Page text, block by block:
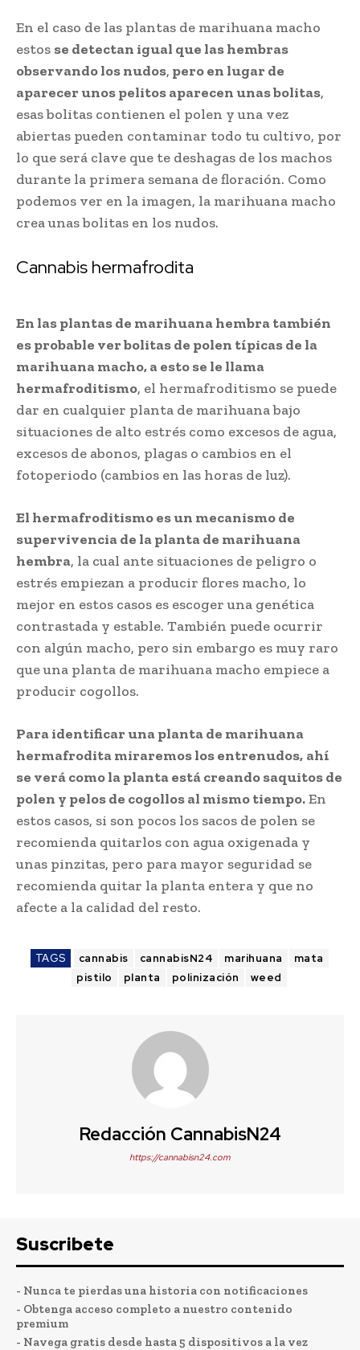
En el caso de las plantas de marihuana macho
estos se detectan igual que las hembras
observando los nudos, pero en lugar de
aparecer unos pelitos aparecen unas bolitas,
esas bolitas contienen el polen y una vez
abiertas pueden contaminar todo tu cultivo, por
lo que será clave que te deshagas de los machos
durante la primera semana de floración. Como
podemos ver en la imagen, la marihuana macho
crea unas bolitas en los nudos.
Cannabis hermafrodita
En las plantas de marihuana hembra también
es probable ver bolitas de polen típicas de la
marihuana macho, a esto se le llama
hermafroditismo, el hermafroditismo se puede
dar en cualquier planta de marihuana bajo
situaciones de alto estrés como excesos de agua,
excesos de abonos, plagas o cambios en el
fotoperiodo (cambios en las horas de luz).
El hermafroditismo es un mecanismo de
supervivencia de la planta de marihuana
hembra, la cual ante situaciones de peligro o
estrés empiezan a producir flores macho, lo
mejor en estos casos es escoger una genética
contrastada y estable. También puede ocurrir
con algún macho, pero sin embargo es muy raro
que una planta de marihuana macho empiece a
producir cogollos.
Para identificar una planta de marihuana
hermafrodita miraremos los entrenudos, ahí
se verá como la planta está creando saquitos de
polen y pelos de cogollos al mismo tiempo.En
estos casos, si son pocos los sacos de polen se
recomienda quitarlos con agua oxigenada y
unas pinzitas, pero para mayor seguridad se
recomienda quitar la planta entera y que no
afecte a la calidad del resto.
TAGS cannabis cannabisN24 marihuana
mata
pistilo
planta polinización weed
Redacción CannabisN24
https://cannabisn24.com
Suscribete
- Nunca te pierdas una historia con notificaciones
- Obtenga acceso completo a nuestro contenido
premium
- Navega gratis desde hasta 5 dispositivos a la vez